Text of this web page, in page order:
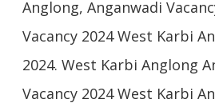
Anglong, Anganwadi
Vacancy 2024 West Karbi
2024. West Karbi Anglong
Vacancy 2024 West Karbi